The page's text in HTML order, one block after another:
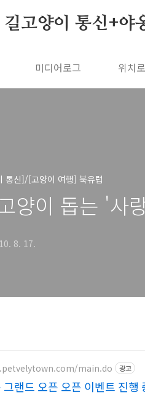
길고양이 통신+야
미디어로그 위치
통신]/[고양이 여행] 북유럽
양이 돕는 '사
8. 17.
main.do 광고
그랜드 오픈 오픈 이벤트 진행